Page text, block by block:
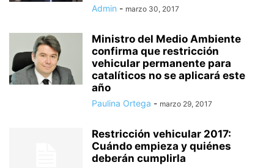
Admin - marzo 30, 2017
Ministro del Medio Ambiente
confirma que restricción
vehicular permanente para
catalíticos no se aplicará este
año
Paulina Ortega - marzo 29, 2017
Restricción vehicular 2017:
Cuándo empieza y quiénes
deberán cumplirla